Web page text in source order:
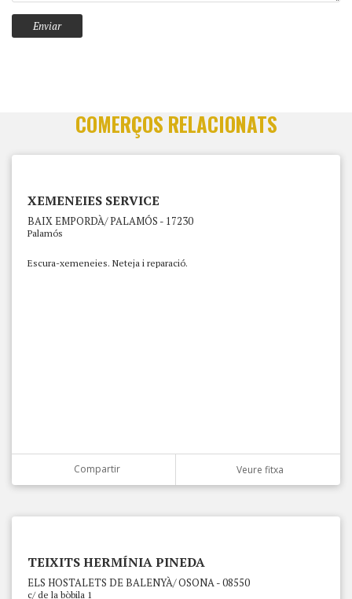
COMERÇOS RELACIONATS
XEMENEIES SERVICE
BAIX EMPORDÀ/ PALAMÓS - 17230
Palamós
Escura-xemeneies. Neteja i reparació.
Compartir Veure fitxa
TEIXITS HERMÍNIA PINEDA
ELS HOSTALETS DE BALENYÀ/ OSONA - 08550
c/ de la bòbila 1